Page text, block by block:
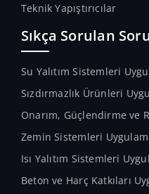
Teknik Yapıştırıcılar
Sıkça Sorulan
Su Yalıtım Sistemleri
Sızdırmazlık Ürünleri
Onarım, Güçlendirme ve
Zemin Sistemleri
Isı Yalıtım Sistemleri
Beton ve Harç Katkıları